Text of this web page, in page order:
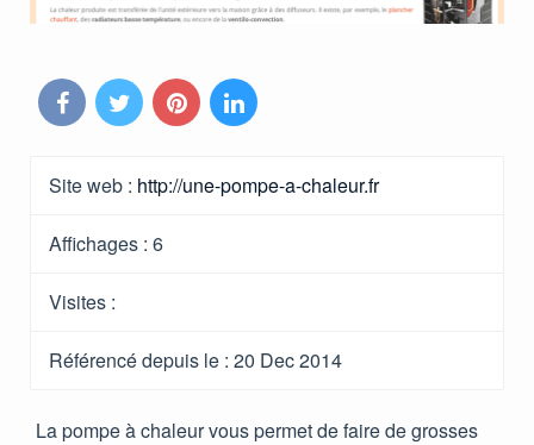
Site web : http://une-pompe-a-chaleur.fr
Affichages : 6
Visites :
Référencé depuis le : 20 Dec 2014
La pompe à chaleur vous permet de faire de grosses